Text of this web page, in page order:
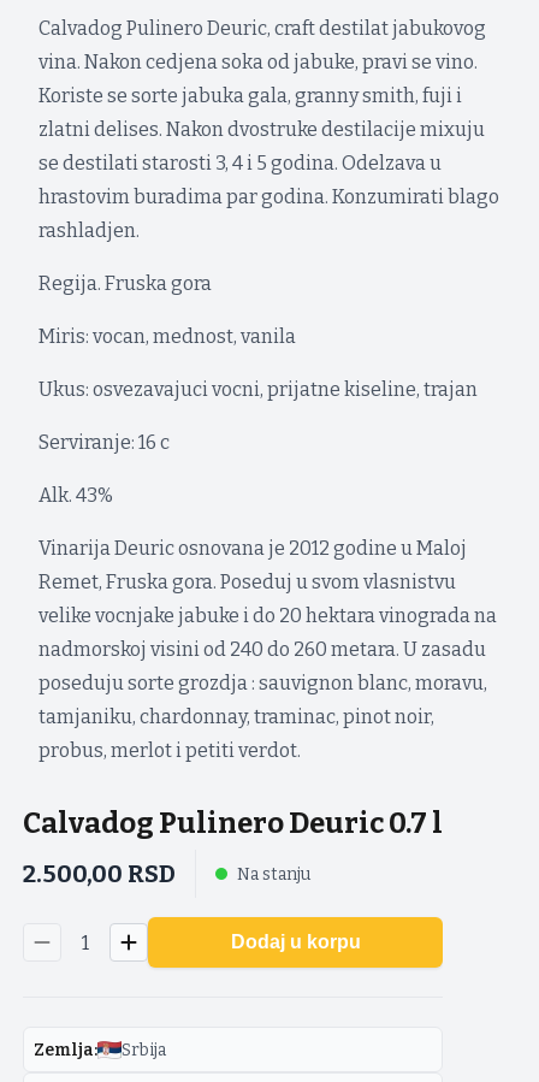
Calvadog Pulinero Deuric, craft destilat jabukovog
vina. Nakon cedjena soka od jabuke, pravi se vino.
Koriste se sorte jabuka gala, granny smith, fuji i
zlatni delises. Nakon dvostruke destilacije mixuju
se destilati starosti 3, 4 i 5 godina. Odelzava u
hrastovim buradima par godina. Konzumirati blago
rashladjen.
Regija. Fruska gora
Miris: vocan, mednost, vanila
Ukus: osvezavajuci vocni, prijatne kiseline, trajan
Serviranje: 16 c
Alk. 43%
Vinarija Deuric osnovana je 2012 godine u Maloj
Remet, Fruska gora. Poseduj u svom vlasnistvu
velike vocnjake jabuke i do 20 hektara vinograda na
nadmorskoj visini od 240 do 260 metara. U zasadu
poseduju sorte grozdja : sauvignon blanc, moravu,
tamjaniku, chardonnay, traminac, pinot noir,
probus, merlot i petiti verdot.
Calvadog Pulinero Deuric 0.7 l
2.500,00 RSD Na stanju
1 Dodaj u korpu
Zemlja: Srbija